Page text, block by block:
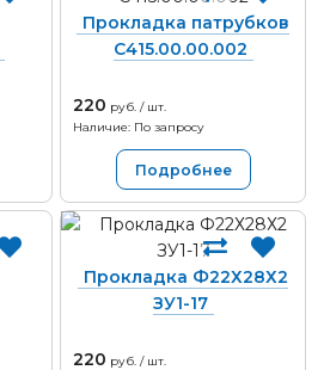
Прокладка патрубков
С415.00.00.002
220 руб. / шт.
Наличие: По запросу
Подробнее
Прокладка Ф22Х28Х2
ЗУ1-17
220 руб. / шт.